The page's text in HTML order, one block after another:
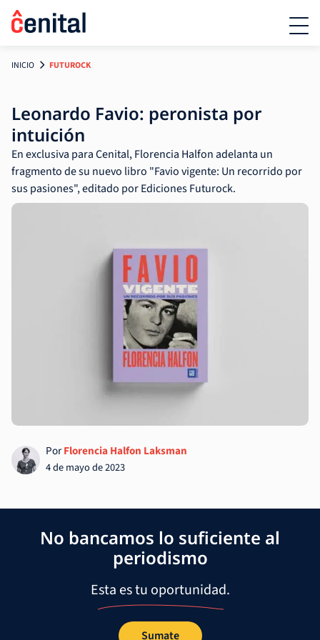
INICIO FUTUROCK
Leonardo Favio: peronista por
intuición
En exclusiva para Cenital, Florencia Halfon adelanta un
fragmento de su nuevo libro "Favio vigente: Un recorrido por
sus pasiones", editado por Ediciones Futurock.
PorFlorencia Halfon Laksman
4 de mayo de 2023
No bancamos lo suficiente al
periodismo
Esta es tu oportunidad.
Sumate